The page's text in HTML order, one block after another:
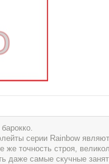
серии Rainbow
точность строя,
даже самые скучные